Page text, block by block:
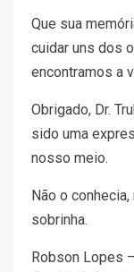
Que sua
cuidar uns dos
encontramos a
Obrigado, Dr.
sido uma
nosso meio.
Não o
sobrinha.
Robson Lopes